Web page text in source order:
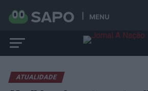
MENU
ATUALIDADE